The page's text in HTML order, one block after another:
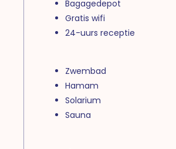
Bagagedepot
Gratis wifi
24-uurs receptie
Zwembad
Hamam
Solarium
Sauna